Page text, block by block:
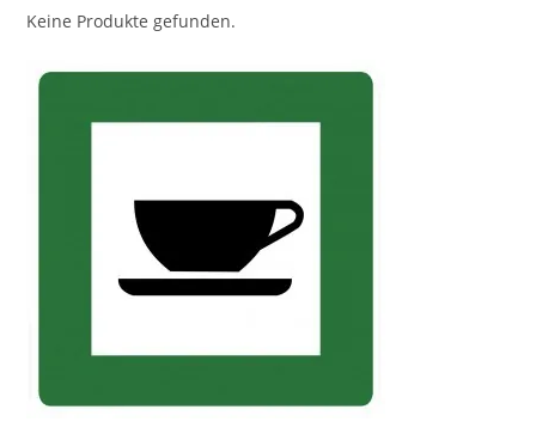
Keine Produkte gefunden.